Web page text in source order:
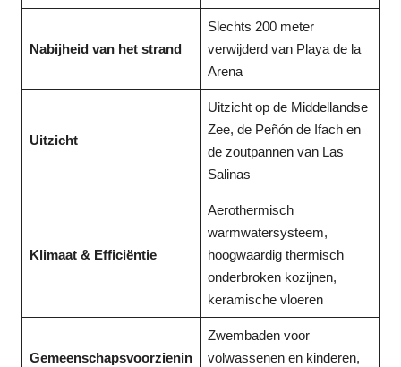
Nabijheid van het strand
Slechts 200 meter
verwijderd van Playa de la
Arena
Uitzicht
Uitzicht op de Middellandse
Zee, de Peñón de Ifach en
de zoutpannen van Las
Salinas
Klimaat & Efficiëntie
Aerothermisch
warmwatersysteem,
hoogwaardig thermisch
onderbroken kozijnen,
keramische vloeren
Gemeenschapsvoorzienin
Zwembaden voor
volwassenen en kinderen,